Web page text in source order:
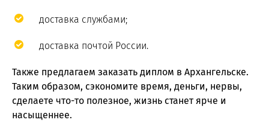
доставка службами;
доставка почтой России.
Также предлагаем заказать диплом в Архангельске.
Таким образом, сэкономите время, деньги, нервы,
сделаете что-то полезное, жизнь станет ярче и
насыщеннее.